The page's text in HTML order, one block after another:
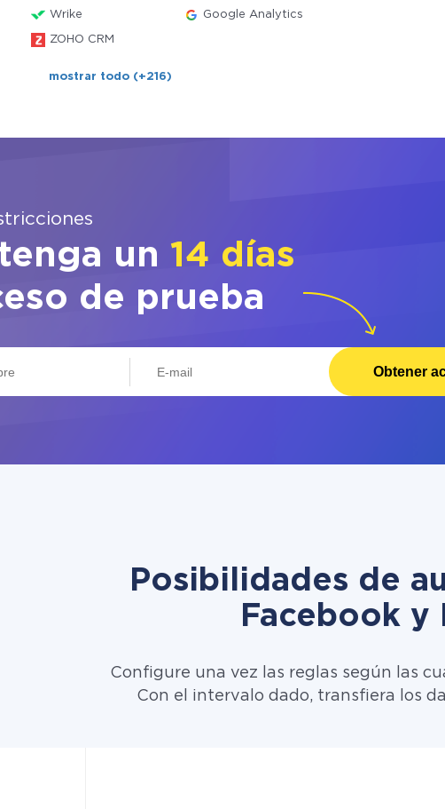
Wrike Google Analytics
ZOHO CRM
mostrar todo (+216)
un 14 días
de prueba
Obtener
Posibilidades de
Facebook y
Configure una vez las reglas según las
Con el intervalo dado, transfiera los